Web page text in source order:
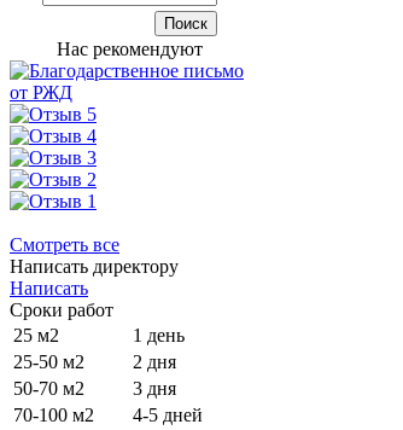
Нас рекомендуют
Смотреть все
Написать директору
Написать
Сроки работ
25 м2
1 день
25-50 м2
2 дня
50-70 м2
3 дня
70-100 м2
4-5 дней